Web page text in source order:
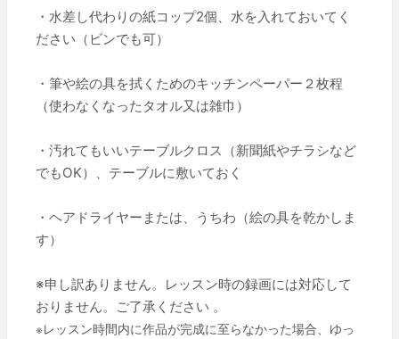
・水差し代わりの紙コップ2個、水を入れておいてく
ださい（ビンでも可）
・筆や絵の具を拭くためのキッチンペーパー２枚程
（使わなくなったタオル又は雑巾）
・汚れてもいいテーブルクロス（新聞紙やチラシなど
でもOK）、テーブルに敷いておく
・ヘアドライヤーまたは、うちわ（絵の具を乾かしま
す）
※申し訳ありません。レッスン時の録画には対応して
おりません。ご了承ください 。
※レッスン時間内に作品が完成に至らなかった場合、ゆっ